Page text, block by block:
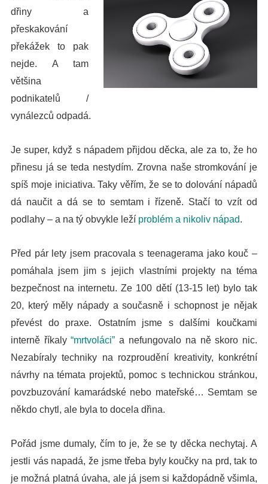
dřiny a
přeskakování
překážek to pak
nejde. A tam
většina
podnikatelů /
vynálezců odpadá.
Je super, když s nápadem přijdou děcka, ale za to, že ho
přinesu já se teda nestydím. Zrovna naše stromkování je
spíš moje iniciativa. Taky věřím, že se to dolování nápadů
dá naučit a dá se to semtam i řízeně. Stačí to vzít od
podlahy – a na tý obvykle leží problém a nikoliv nápad.
Před pár lety jsem pracovala s teenagerama jako kouč –
pomáhala jsem jim s jejich vlastními projekty na téma
bezpečnost na internetu. Ze 100 dětí (13-15 let) bylo tak
20, který měly nápady a současně i schopnost je nějak
převést do praxe. Ostatním jsme s dalšími koučkami
interně říkaly“mrtvoláci” a nefungovalo na ně skoro nic.
Nezabíraly techniky na rozproudění kreativity, konkrétní
návrhy na témata projektů, pomoc s technickou stránkou,
povzbuzování kamarádské nebo mateřské… Semtam se
někdo chytl, ale byla to docela dřina.
Pořád jsme dumaly, čím to je, že se ty děcka nechytaj. A
jestli vás napadá, že jsme třeba byly koučky na prd, tak to
je možná platná úvaha, ale já jsem si každopádně všimla,